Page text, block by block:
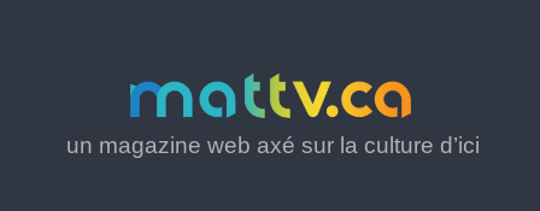
un magazine web axé sur la culture d’ici